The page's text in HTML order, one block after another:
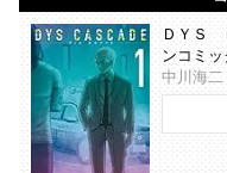
ＤＹＳ
ンコミッ
中川海二